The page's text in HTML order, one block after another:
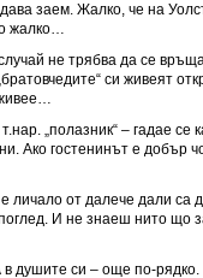
заем. Жалко, че на
жалко…
не трябва да се
си живеят
„полазник“ – гадае се
Ако гостенинът е добър
личало от далече дали са
И не знаеш нито що
в душите си – още по-рядко.